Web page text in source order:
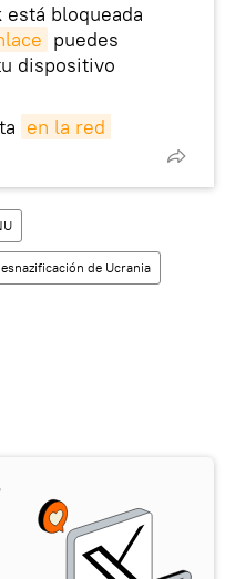
bloqueada
puedes
dispositivo
en la red
de Ucrania